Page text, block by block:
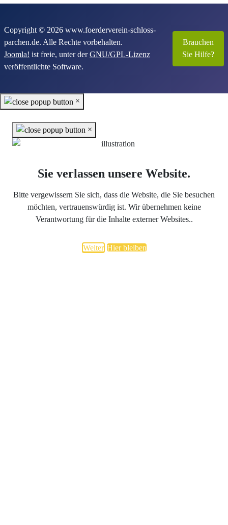
Copyright © 2026 www.foerderverein-schloss-
parchen.de. Alle Rechte vorbehalten.
Joomla! ist freie, unter derGNU/GPL-Lizenz
veröffentlichte Software.
Brauchen
Sie Hilfe?
×
×
Sie verlassen unsere Website.
Bitte vergewissern Sie sich, dass die Website, die Sie besuchen
möchten, vertrauenswürdig ist. Wir übernehmen keine
Verantwortung für die Inhalte externer Websites..
Weiter Hier bleiben